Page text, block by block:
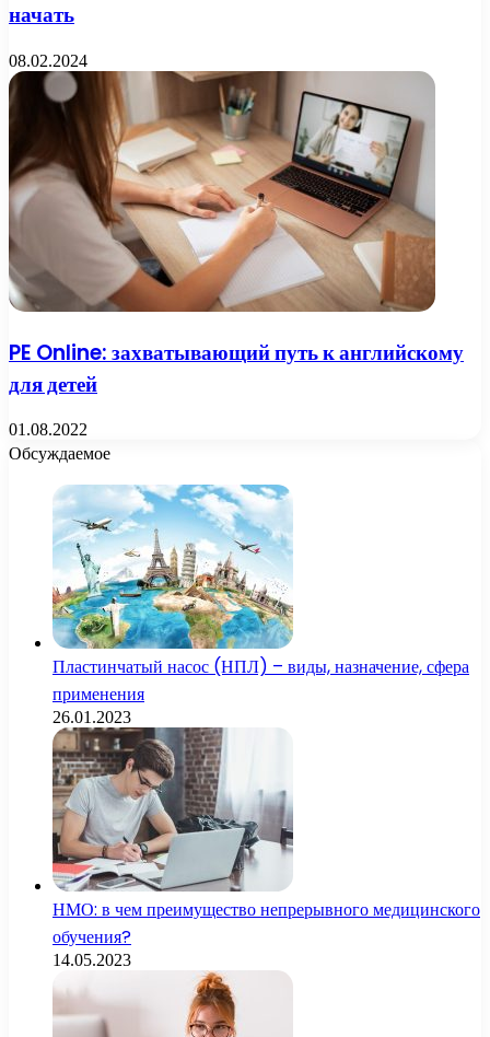
начать
08.02.2024
PE Online: захватывающий путь к английскому
для детей
01.08.2022
Обсуждаемое
Пластинчатый насос (НПЛ) – виды, назначение, сфера
применения
26.01.2023
НМО: в чем преимущество непрерывного медицинского
обучения?
14.05.2023